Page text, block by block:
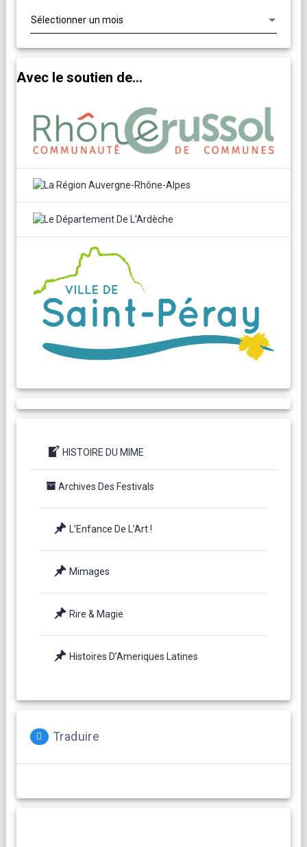
Avec le soutien de...
HISTOIRE DU MIME
Archives Des Festivals
L’Enfance De L’Art !
Mimages
Rire & Magie
Histoires D’Ameriques Latines
Traduire